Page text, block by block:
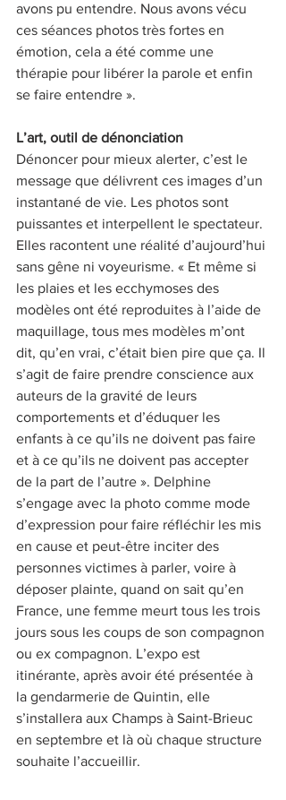
avons pu entendre. Nous avons vécu
ces séances photos très fortes en
émotion, cela a été comme une
thérapie pour libérer la parole et enfin
se faire entendre ».
L’art, outil de dénonciation
Dénoncer pour mieux alerter, c’est le
message que délivrent ces images d’un
instantané de vie. Les photos sont
puissantes et interpellent le spectateur.
Elles racontent une réalité d’aujourd’hui
sans gêne ni voyeurisme. « Et même si
les plaies et les ecchymoses des
modèles ont été reproduites à l’aide de
maquillage, tous mes modèles m’ont
dit, qu’en vrai, c’était bien pire que ça. Il
s’agit de faire prendre conscience aux
auteurs de la gravité de leurs
comportements et d’éduquer les
enfants à ce qu’ils ne doivent pas faire
et à ce qu’ils ne doivent pas accepter
de la part de l’autre ». Delphine
s’engage avec la photo comme mode
d’expression pour faire réfléchir les mis
en cause et peut-être inciter des
personnes victimes à parler, voire à
déposer plainte, quand on sait qu’en
France, une femme meurt tous les trois
jours sous les coups de son compagnon
ou ex compagnon. L’expo est
itinérante, après avoir été présentée à
la gendarmerie de Quintin, elle
s’installera aux Champs à Saint-Brieuc
en septembre et là où chaque structure
souhaite l’accueillir.